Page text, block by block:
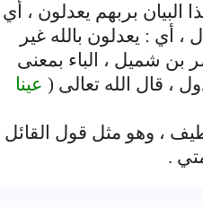
البيان بربهم يعدلون ، أي
أي : يعدلون بالله غير
بن شميل ، الباء بمعنى
، قال الله تعالى ( عينا
، وهو مثل قول القائل
.